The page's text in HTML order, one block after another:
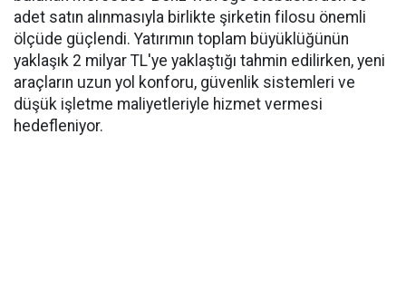
adet satın alınmasıyla birlikte şirketin filosu önemli
ölçüde güçlendi. Yatırımın toplam büyüklüğünün
yaklaşık 2 milyar TL'ye yaklaştığı tahmin edilirken, yeni
araçların uzun yol konforu, güvenlik sistemleri ve
düşük işletme maliyetleriyle hizmet vermesi
hedefleniyor.